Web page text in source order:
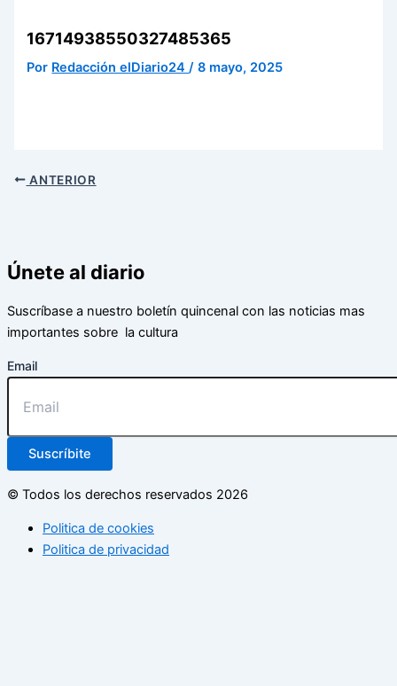
16714938550327485365
Por Redacción elDiario24 /8 mayo, 2025
ANTERIOR
Únete al diario
Suscríbase a nuestro boletín quincenal con las noticias mas
importantes sobre la cultura
Email
Suscríbite
© Todos los derechos reservados 2026
Politica de cookies
Politica de privacidad